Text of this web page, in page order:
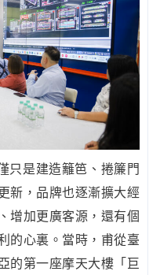
是建造籬笆、捲簾門
新，品牌也逐漸擴大經
增加更廣客源，還有個
的心裏。當時，甫從臺
的第一座摩天大樓「巨